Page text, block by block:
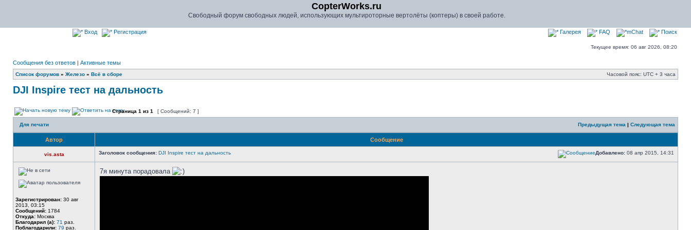
CopterWorks.ru
Свободный форум свободных людей, использующих мультироторные вертолёты (коптеры) в своей работе.
Вход Регистрация Галерея FAQ mChat Поиск
Текущее время: 06 авг 2026, 08:20
Сообщения без ответов | Активные темы
Список форумов » Железо » Всё в сборе Часовой пояс: UTC + 3 часа
DJI Inspire тест на дальность
Страница 1 из 1 [ Сообщений: 7 ]
Для печати Предыдущая тема | Следующая тема
Автор Сообщение
vis.asta Заголовок сообщения: DJI Inspire тест на дальность Добавлено: 08 апр 2015, 14:31
Зарегистрирован: 30 авг
2013, 03:15
Сообщений: 1784
Откуда: Москва
Благодарил (а): 71 раз.
Поблагодарили: 79 раз.
7я минута порадовала